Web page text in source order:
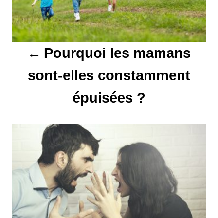
g
a
’
Pourquoi les mamans
sont-elles constamment
épuisées ?